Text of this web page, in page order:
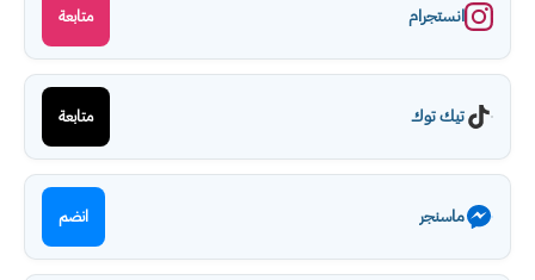
انستجرام متابعة
تيك توك متابعة
ماسنجر انضم